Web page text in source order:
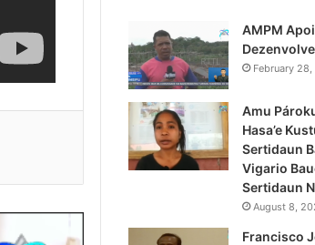
AMPM
February
Amu
Hasa’e
Sertidaun
Vigario
Sertidaun
August 8,
Francisco